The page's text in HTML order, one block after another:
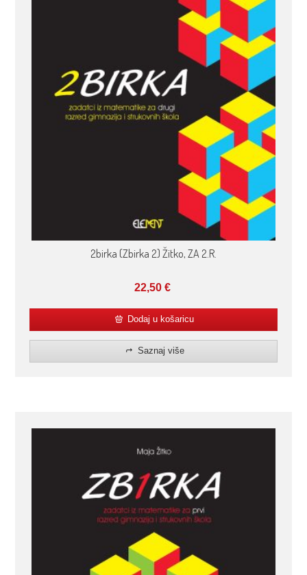
2birka (Zbirka 2) Žitko, ZA 2.R.
22,50 €
Dodaj u košaricu
Saznaj više